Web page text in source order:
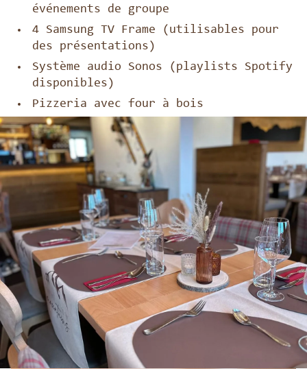
événements de groupe
4 Samsung TV Frame (utilisables pour
des présentations)
Système audio Sonos (playlists Spotify
disponibles)
Pizzeria avec four à bois